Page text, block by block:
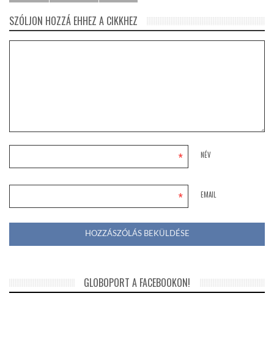
SZÓLJON HOZZÁ EHHEZ A CIKKHEZ
NÉV
*
EMAIL
*
GLOBOPORT A FACEBOOKON!